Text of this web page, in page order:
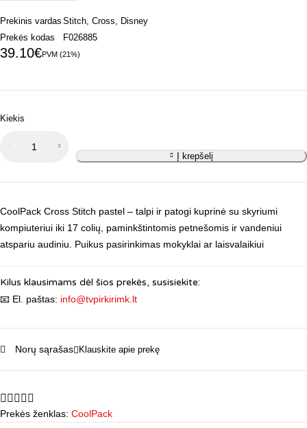
Prekinis vardas Stitch, Cross, Disney
Prekės kodas
F026885
39.10€PVM (21%)
Kiekis
Į krepšelį
CoolPack Cross Stitch pastel – talpi ir patogi kuprinė su skyriumi
kompiuteriui iki 17 colių, paminkštintomis petnešomis ir vandeniui
atspariu audiniu. Puikus pasirinkimas mokyklai ar laisvalaikiui
Kilus klausimams dėl šios prekės, susisiekite:
📧 El. paštas: info@tvpirkirimk.lt
Norų sąrašas Klauskite apie prekę
Prekės ženklas: CoolPack